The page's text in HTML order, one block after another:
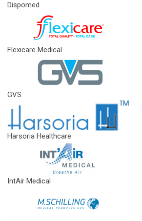
Dispomed
Flexicare Medical
GVS
Harsoria Healthcare
IntAir Medical